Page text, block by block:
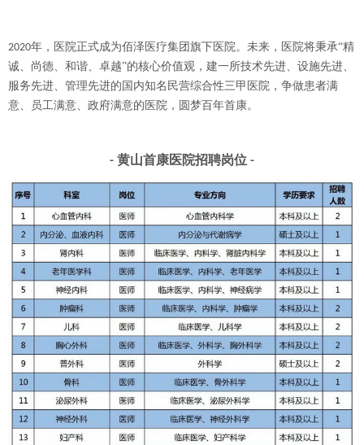
2020年，医院正式成为佰泽医疗集团旗下医院。未来，医院将秉承“精
诚、尚德、和谐、卓越”的核心价值观，建一所技术先进、设施先进、
服务先进、管理先进的国内知名民营综合性三甲医院，争做患者满
意、员工满意、政府满意的医院，圆梦百年首康。
- 黄山首康医院招聘岗位 -